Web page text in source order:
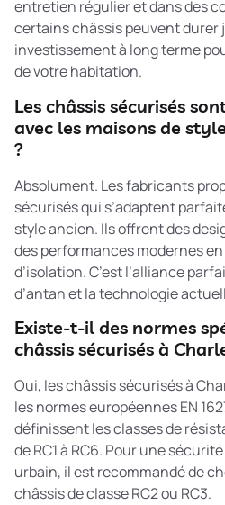
entretien régulier et dans des
certains châssis peuvent durer
investissement à long terme
de votre habitation.
Les châssis sécurisés
avec les maisons de
?
Absolument. Les fabricants
sécurisés qui s’adaptent
style ancien. Ils offrent des
des performances modernes
d’isolation. C’est l’alliance
d’antan et la technologie
Existe-t-il des normes
châssis sécurisés à
Oui, les châssis sécurisés à
les normes européennes EN
définissent les classes de
de RC1 à RC6. Pour une
urbain, il est recommandé de
châssis de classe RC2 ou RC3.